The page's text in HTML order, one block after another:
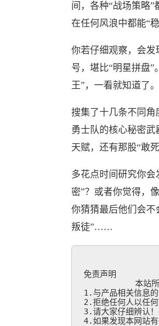
间，各种“战场策略
在任何风浪中都能“稳
你若仔细观察，会发
号，堪比“明星拼盘
王”，一看就知道了。
搜集了十几条不同角
勇士队的核心秘密武
天赋，还有那股“敢死
多花点时间研究你会
密”？或者你觉得，
你猜猜最后他们会
叛徒”……
免责声明
本站所有信
1.与产品相关信息的
2.拒绝任何人以任
3.请大家仔细辨认
4.如果发现本网站